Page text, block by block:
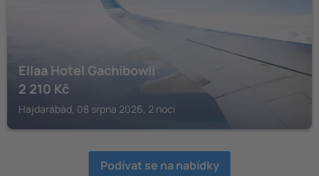
Ellaa Hotel Gachibowli
2 210 Kč
Hajdarábád, 08 srpna 2026, 2 noci
Podívat se na nabídky